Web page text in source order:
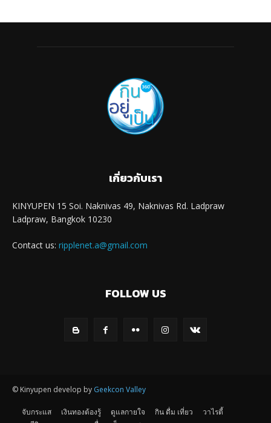
เกี่ยวกับเรา
KINYUPEN 15 Soi. Naknivas 49, Naknivas Rd. Ladpraw
Ladpraw, Bangkok 10230
Contact us: ripplenet.a@gmail.com
FOLLOW US
© Kinyupen develop by Geekcon Valley
จับกระแส เงินทองต้องรู้ ดูแลกายใจ กิน ดื่ม เที่ยว
วาไรตี้